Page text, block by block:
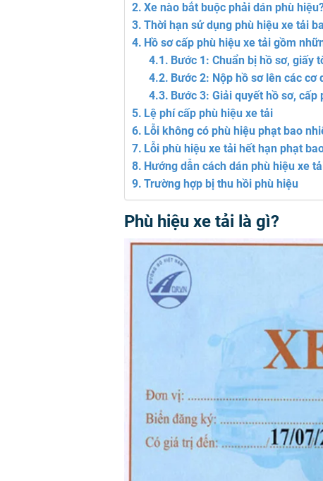
Xe nào bắt buộc phải dán phù
Thời hạn sử dụng phù hiệu xe tải
Hồ sơ cấp phù hiệu xe tải gồm
Bước 1: Chuẩn bị hồ sơ, giấy
Bước 2: Nộp hồ sơ lên các cơ
Bước 3: Giải quyết hồ sơ, cấp
Lệ phí cấp phù hiệu xe tải
Lỗi không có phù hiệu phạt bao
Lỗi phù hiệu xe tải hết hạn phạt
Hướng dẫn cách dán phù hiệu xe
Trường hợp bị thu hồi phù hiệu
Phù hiệu xe tải là gì?